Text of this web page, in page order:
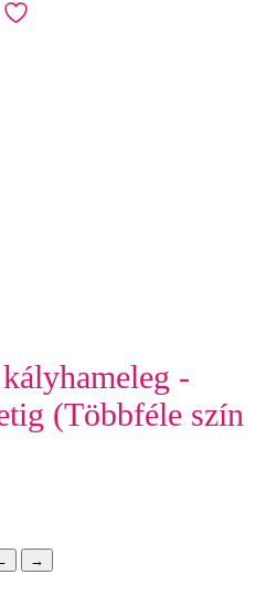
-
(Többféle szín
→